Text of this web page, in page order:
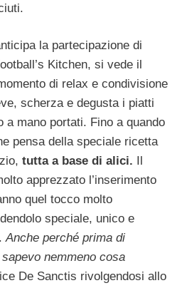
la partecipazione di
Kitchen, si vede il
di relax e condivisione
scherza e degusta i piatti
a mano portati. Fino a quando
pensa della speciale ricetta
tutta a base di alici. Il
apprezzato l’inserimento
quel tocco molto
speciale, unico e
Anche perché prima di
nemmeno cosa
De Sanctis rivolgendosi allo